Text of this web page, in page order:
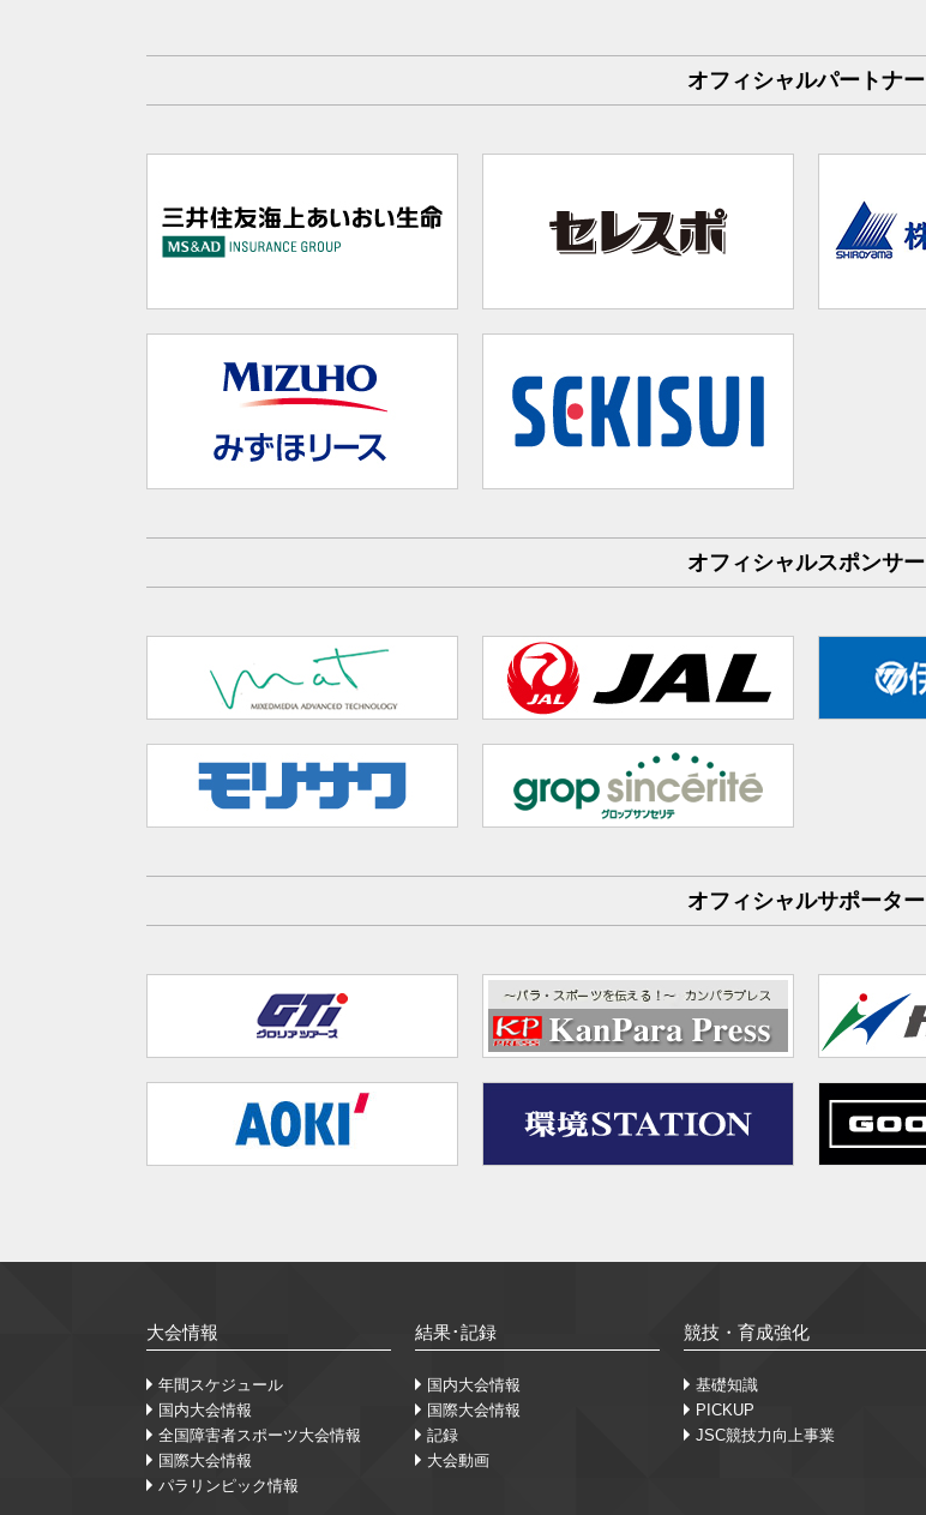
オフィシャルパートナー
オフィシャルスポンサー
オフィシャルサポーター
大会情報
年間スケジュール
国内大会情報
全国障害者スポーツ大会情報
国際大会情報
パラリンピック情報
結果･記録
国内大会情報
国際大会情報
記録
大会動画
競技・育成強化
基礎知識
PICKUP
JSC競技力向上事業